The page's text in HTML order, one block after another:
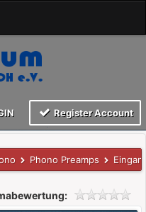
Register Account
Phono Preamps